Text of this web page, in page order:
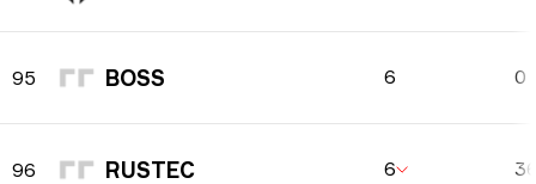
95 BOSS 6 0
96 RUSTEC 6